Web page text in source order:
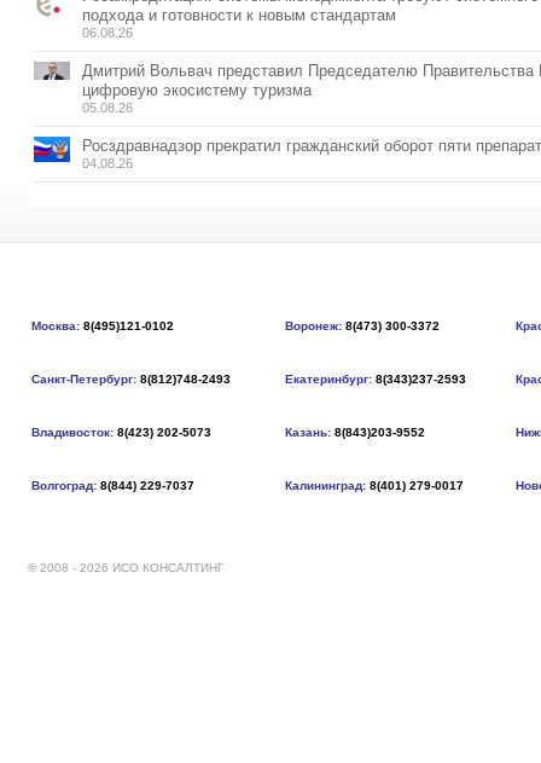
подхода и готовности к новым стандартам
06.08.26
Дмитрий Вольвач представил Председателю
цифровую экосистему туризма
05.08.26
Росздравнадзор прекратил гражданский оборот пяти
04.08.26
Москва: 8(495)121-0102 Воронеж: 8(473) 300-3372
Санкт-Петербург: 8(812)748-2493 Екатеринбург: 8(343)237-2593
Владивосток: 8(423) 202-5073 Казань: 8(843)203-9552
Волгоград: 8(844) 229-7037 Калининград: 8(401) 279-0017
© 2008 - 2026 ИСО КОНСАЛТИНГ